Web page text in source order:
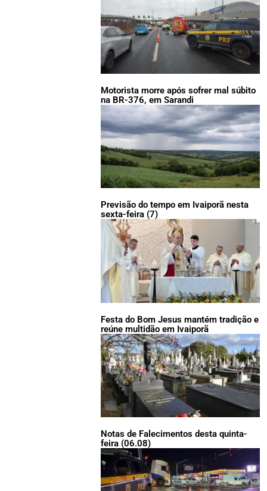
Motorista morre após sofrer mal súbito
na BR-376, em Sarandi
Previsão do tempo em Ivaiporã nesta
sexta-feira (7)
Festa do Bom Jesus mantém tradição e
reúne multidão em Ivaiporã
Notas de Falecimentos desta quinta-
feira (06.08)